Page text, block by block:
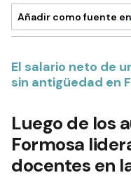
Añadir como fuente en
El salario neto de
sin antigüedad en
Luego de los
Formosa
docentes en